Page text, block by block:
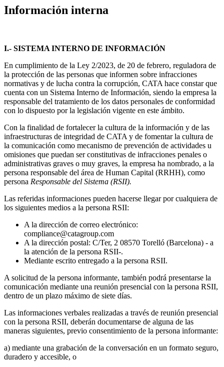
Información interna
I.- SISTEMA INTERNO DE INFORMACIÓN
En cumplimiento de la Ley 2/2023, de 20 de febrero, reguladora de
la protección de las personas que informen sobre infracciones
normativas y de lucha contra la corrupción, CATA hace constar que
cuenta con un Sistema Interno de Información, siendo la empresa la
responsable del tratamiento de los datos personales de conformidad
con lo dispuesto por la legislación vigente en este ámbito.
Con la finalidad de fortalecer la cultura de la información y de las
infraestructuras de integridad de CATA y de fomentar la cultura de
la comunicación como mecanismo de prevención de actividades u
omisiones que puedan ser constitutivas de infracciones penales o
administrativas graves o muy graves, la empresa ha nombrado, a la
persona responsable del área de Human Capital (RRHH), como
persona Responsable del Sistema (RSII).
Las referidas informaciones pueden hacerse llegar por cualquiera de
los siguientes medios a la persona RSII:
A la dirección de correo electrónico:
compliance@catagroup.com
A la dirección postal: C/Ter, 2 08570 Torelló (Barcelona) - a
la atención de la persona RSII-.
Mediante escrito entregado a la persona RSII.
A solicitud de la persona informante, también podrá presentarse la
comunicación mediante una reunión presencial con la persona RSII,
dentro de un plazo máximo de siete días.
Las informaciones verbales realizadas a través de reunión presencial
con la persona RSII, deberán documentarse de alguna de las
maneras siguientes, previo consentimiento de la persona informante:
a) mediante una grabación de la conversación en un formato seguro,
duradero y accesible, o